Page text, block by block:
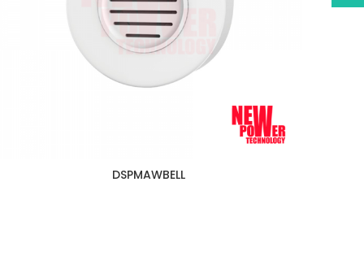
DSPMAWBELL